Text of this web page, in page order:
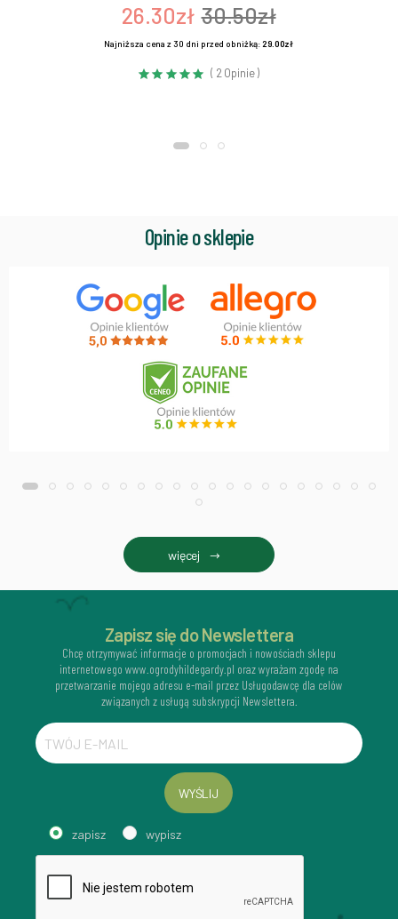
26.30zł 30.50zł
Najniższa cena z 30 dni przed obniżką:29.00zł
( 2 Opinie )
Opinie o sklepie
więcej
Zapisz się do Newslettera
Chcę otrzymywać informacje o promocjach i nowościach sklepu
internetowego www.ogrodyhildegardy.pl oraz wyrażam zgodę na
przetwarzanie mojego adresu e-mail przez Usługodawcę dla celów
związanych z usługą subskrypcji Newslettera.
WYŚLIJ
zapisz wypisz